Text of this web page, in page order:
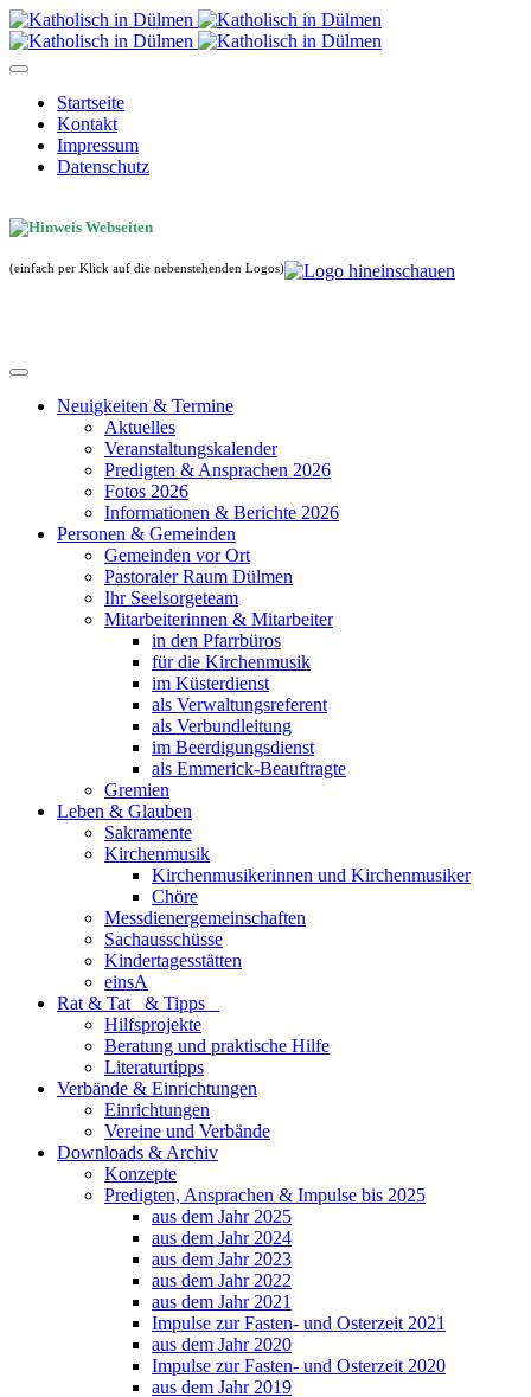
Startseite
Kontakt
Impressum
Datenschutz
(einfach per Klick auf die nebenstehenden Logos)
Neuigkeiten & Termine
Aktuelles
Veranstaltungskalender
Predigten & Ansprachen 2026
Fotos 2026
Informationen & Berichte 2026
Personen & Gemeinden
Gemeinden vor Ort
Pastoraler Raum Dülmen
Ihr Seelsorgeteam
Mitarbeiterinnen & Mitarbeiter
in den Pfarrbüros
für die Kirchenmusik
im Küsterdienst
als Verwaltungsreferent
als Verbundleitung
im Beerdigungsdienst
als Emmerick-Beauftragte
Gremien
Leben & Glauben
Sakramente
Kirchenmusik
Kirchenmusikerinnen und Kirchenmusiker
Chöre
Messdienergemeinschaften
Sachausschüsse
Kindertagesstätten
einsA
Rat & Tat & Tipps
Hilfsprojekte
Beratung und praktische Hilfe
Literaturtipps
Verbände & Einrichtungen
Einrichtungen
Vereine und Verbände
Downloads & Archiv
Konzepte
Predigten, Ansprachen & Impulse bis 2025
aus dem Jahr 2025
aus dem Jahr 2024
aus dem Jahr 2023
aus dem Jahr 2022
aus dem Jahr 2021
Impulse zur Fasten- und Osterzeit 2021
aus dem Jahr 2020
Impulse zur Fasten- und Osterzeit 2020
aus dem Jahr 2019